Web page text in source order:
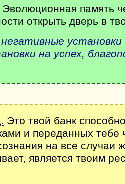
Эволюционная память
открыть дверь в
на успех,
Это твой банк
и переданных
на все
является твоим